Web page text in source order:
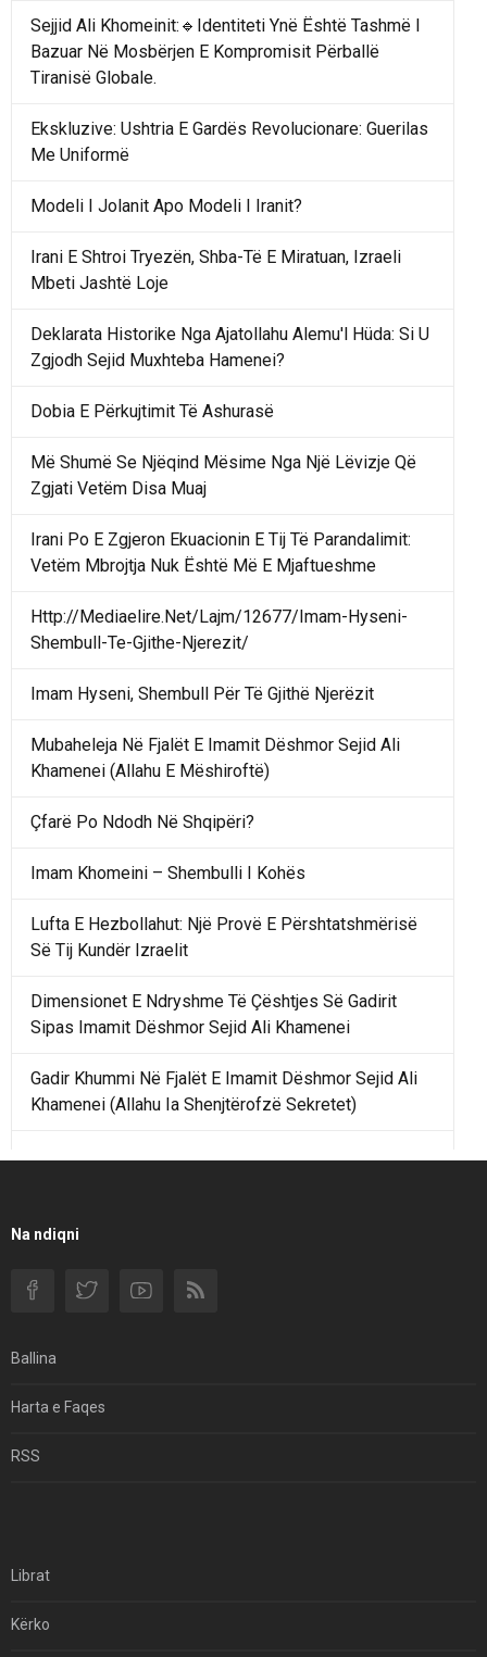
Sejjid Ali Khomeinit:🔹Identiteti Ynë Është Tashmë I
Bazuar Në Mosbërjen E Kompromisit Përballë
Tiranisë Globale.
Ekskluzive: Ushtria E Gardës Revolucionare: Guerilas
Me Uniformë
Modeli I Jolanit Apo Modeli I Iranit?
Irani E Shtroi Tryezën, Shba-Të E Miratuan, Izraeli
Mbeti Jashtë Loje
Deklarata Historike Nga Ajatollahu Alemu'l Hüda: Si U
Zgjodh Sejid Muxhteba Hamenei?
Dobia E Përkujtimit Të Ashurasë
Më Shumë Se Njëqind Mësime Nga Një Lëvizje Që
Zgjati Vetëm Disa Muaj
Irani Po E Zgjeron Ekuacionin E Tij Të Parandalimit:
Vetëm Mbrojtja Nuk Është Më E Mjaftueshme
Http://Mediaelire.Net/Lajm/12677/Imam-Hyseni-
Shembull-Te-Gjithe-Njerezit/
Imam Hyseni, Shembull Për Të Gjithë Njerëzit
Mubaheleja Në Fjalët E Imamit Dëshmor Sejid Ali
Khamenei (Allahu E Mëshiroftë)
Çfarë Po Ndodh Në Shqipëri?
Imam Khomeini – Shembulli I Kohës
Lufta E Hezbollahut: Një Provë E Përshtatshmërisë
Së Tij Kundër Izraelit
Dimensionet E Ndryshme Të Çështjes Së Gadirit
Sipas Imamit Dëshmor Sejid Ali Khamenei
Gadir Khummi Në Fjalët E Imamit Dëshmor Sejid Ali
Khamenei (Allahu Ia Shenjtërofzë Sekretet)
Filmi I Shkurtër Iranian “Pasta Alfredo” Ka Udhëtuar
Na ndiqni
Ballina
Harta e Faqes
RSS
Librat
Kërko